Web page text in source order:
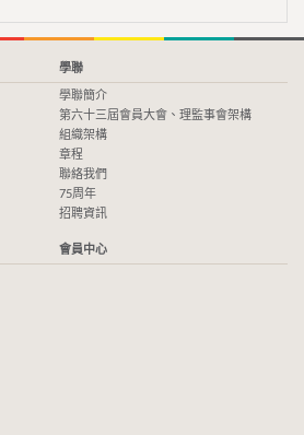
學聯
學聯簡介
第六十三屆會員大會、理監事會架構
組織架構
章程
聯絡我們
75周年
招聘資訊
會員中心